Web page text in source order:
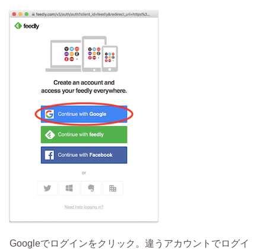
Googleでログインをクリック。違うアカウントでログイ